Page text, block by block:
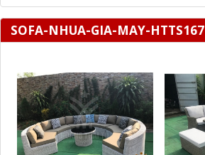
SOFA-NHUA-GIA-MAY-HTTS167